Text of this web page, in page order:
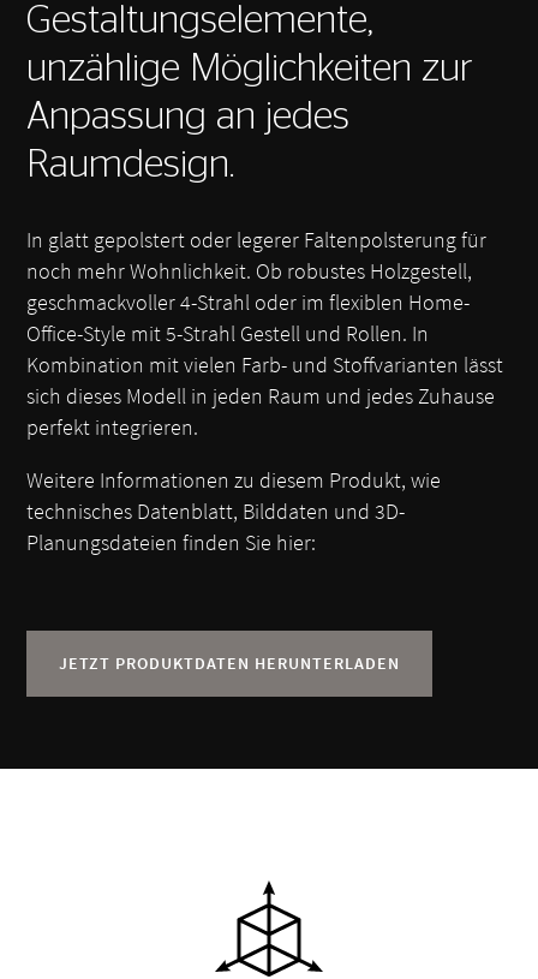
Gestaltungselemente,
unzählige Möglichkeiten zur
Anpassung an jedes
Raumdesign.
In glatt gepolstert oder legerer Faltenpolsterung für
noch mehr Wohnlichkeit. Ob robustes Holzgestell,
geschmackvoller 4-Strahl oder im flexiblen Home-
Office-Style mit 5-Strahl Gestell und Rollen. In
Kombination mit vielen Farb- und Stoffvarianten lässt
sich dieses Modell in jeden Raum und jedes Zuhause
perfekt integrieren.
Weitere Informationen zu diesem Produkt, wie
technisches Datenblatt, Bilddaten und 3D-
Planungsdateien finden Sie hier:
JETZT PRODUKTDATEN HERUNTERLADEN